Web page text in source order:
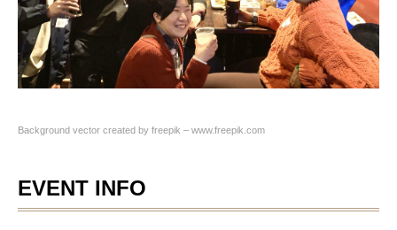
Background vector created by freepik – www.freepik.com
EVENT INFO